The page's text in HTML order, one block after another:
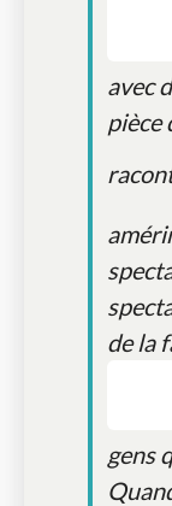
avec
pièce
de la
gens